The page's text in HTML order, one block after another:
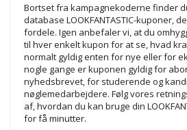
Bortset fra kampagnekoderne finder
database LOOKFANTASTIC-kuponer,
fordele. Igen anbefaler vi, at du
til hver enkelt kupon for at se, hvad
normalt gyldig enten for nye eller for
nogle gange er kuponen gyldig for
nyhedsbrevet, for studerende og
nøglemedarbejdere. Følg vores
af, hvordan du kan bruge din
for få minutter.